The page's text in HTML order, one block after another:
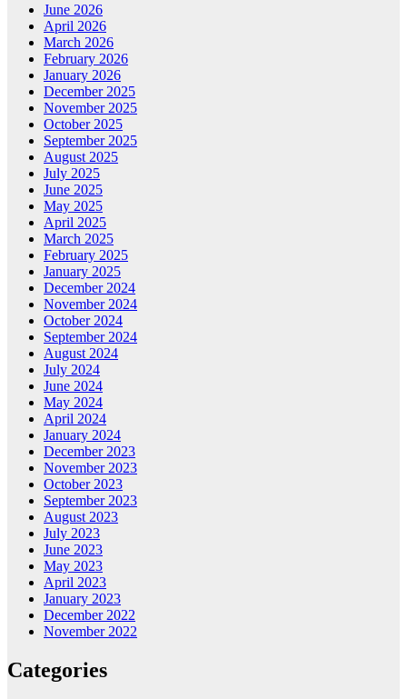
June 2026
April 2026
March 2026
February 2026
January 2026
December 2025
November 2025
October 2025
September 2025
August 2025
July 2025
June 2025
May 2025
April 2025
March 2025
February 2025
January 2025
December 2024
November 2024
October 2024
September 2024
August 2024
July 2024
June 2024
May 2024
April 2024
January 2024
December 2023
November 2023
October 2023
September 2023
August 2023
July 2023
June 2023
May 2023
April 2023
January 2023
December 2022
November 2022
Categories